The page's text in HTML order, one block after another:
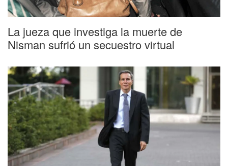
La jueza que investiga la muerte de
Nisman sufrió un secuestro virtual